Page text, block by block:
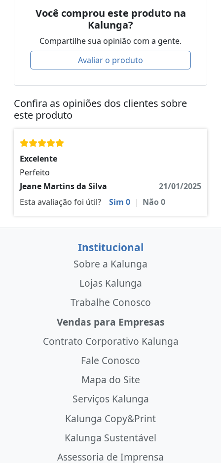
Você comprou este produto na
Kalunga?
Compartilhe sua opinião com a gente.
Avaliar o produto
Confira as opiniões dos clientes sobre
este produto
Excelente
Perfeito
Jeane Martins da Silva
21/01/2025
Esta avaliação foi útil?
Sim 0 | Não0
Institucional
Sobre a Kalunga
Lojas Kalunga
Trabalhe Conosco
Vendas para Empresas
Contrato Corporativo Kalunga
Fale Conosco
Mapa do Site
Serviços Kalunga
Kalunga Copy&Print
Kalunga Sustentável
Assessoria de Imprensa